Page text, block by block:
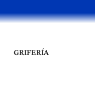
GRIFERÍA